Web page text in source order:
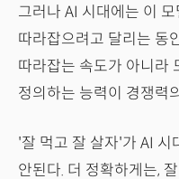
그러나 AI 시대에는 이
따라잡으려고 달리는 동
따라잡는 속도가 아니라
정의하는 능력이 경쟁력
'잘 먹고 잘 살자'가 AI 시
안된다. 더 정확하게는,